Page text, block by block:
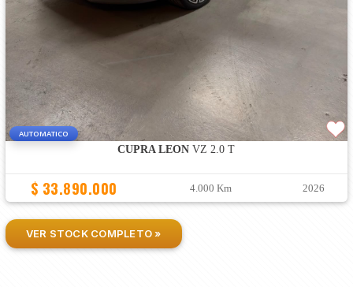
AUTOMATICO
CUPRA LEON VZ 2.0 T
$ 33.890.000 4.000 Km 2026
VER STOCK COMPLETO »